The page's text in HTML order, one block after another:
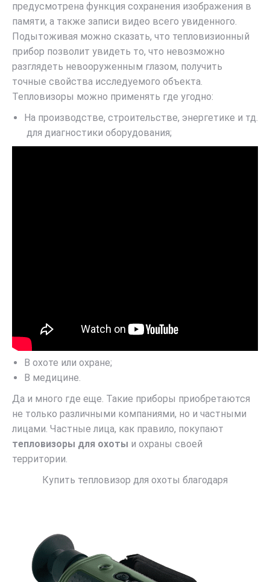
предусмотрена функция сохранения изображения в
памяти, а также записи видео всего увиденного.
Подытоживая можно сказать, что тепловизионный
прибор позволит увидеть то, что невозможно
разглядеть невооруженным глазом, получить
точные свойства исследуемого объекта.
Тепловизоры можно применять где угодно:
На производстве, строительстве, энергетике и тд.
для диагностики оборудования;
В охоте или охране;
В медицине.
Да и много где еще. Такие приборы приобретаются
не только различными компаниями, но и частными
лицами. Частные лица, как правило, покупают
тепловизоры для охоты и охраны своей
территории.
Купить тепловизор для охоты благодаря